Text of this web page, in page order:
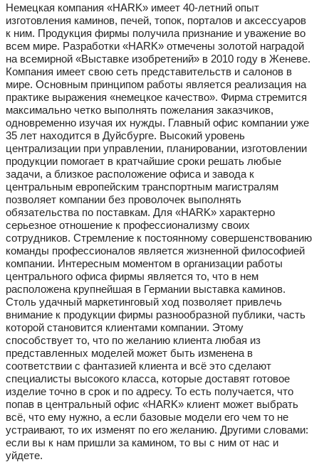
Немецкая компания «HARK» имеет 40-летний опыт
изготовления каминов, печей, топок, порталов и аксессуаров
к ним. Продукция фирмы получила признание и уважение во
всем мире. Разработки «HARK» отмечены золотой наградой
на всемирной «Выставке изобретений» в 2010 году в Женеве.
Компания имеет свою сеть представительств и салонов в
мире. Основным принципом работы является реализация на
практике выражения «немецкое качество». Фирма стремится
максимально четко выполнять пожелания заказчиков,
одновременно изучая их нужды. Главный офис компании уже
35 лет находится в Дуйсбурге. Высокий уровень
централизации при управлении, планировании, изготовлении
продукции помогает в кратчайшие сроки решать любые
задачи, а близкое расположение офиса и завода к
центральным европейским транспортным магистралям
позволяет компании без проволочек выполнять
обязательства по поставкам. Для «HARK» характерно
серьезное отношение к профессионализму своих
сотрудников. Стремление к постоянному совершенствованию
команды профессионалов является жизненной философией
компании. Интересным моментом в организации работы
центрального офиса фирмы является то, что в нем
расположена крупнейшая в Германии выставка каминов.
Столь удачный маркетинговый ход позволяет привлечь
внимание к продукции фирмы разнообразной публики, часть
которой становится клиентами компании. Этому
способствует то, что по желанию клиента любая из
представленных моделей может быть изменена в
соответствии с фантазией клиента и всё это сделают
специалисты высокого класса, которые доставят готовое
изделие точно в срок и по адресу. То есть получается, что
попав в центральный офис «HARK» клиент может выбрать
всё, что ему нужно, а если базовые модели его чем то не
устраивают, то их изменят по его желанию. Другими словами:
если вы к нам пришли за камином, то вы с ним от нас и
уйдете.